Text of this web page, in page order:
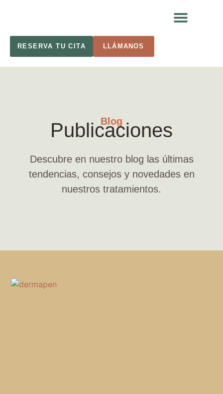
RESERVA TU CITA LLÁMANOS
Blog
Publicaciones
Descubre en nuestro blog las últimas
tendencias, consejos y novedades en
nuestros tratamientos.